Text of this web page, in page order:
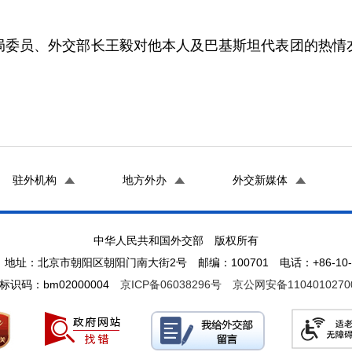
员、外交部长王毅对他本人及巴基斯坦代表团的热
驻外机构 地方外办 外交新媒体
中华人民共和国外交部 版权所有
址：北京市朝阳区朝阳门南大街2号 邮编：100701 电话：+86-
识码：bm02000004 京ICP备06038296号 京公网安备